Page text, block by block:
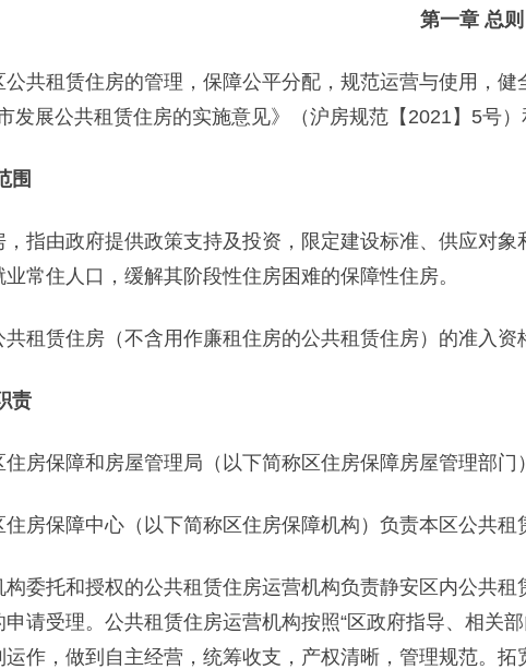
第一章 总则
租赁住房的管理，保障公平分配，规范运营与使用，健
发展公共租赁住房的实施意见》（沪房规范【2021】5号
围
由政府提供政策支持及投资，限定建设标准、供应对象
常住人口，缓解其阶段性住房困难的保障性住房。
赁住房（不含用作廉租住房的公共租赁住房）的准入资
责
保障和房屋管理局（以下简称区住房保障房屋管理部门
保障中心（以下简称区住房保障机构）负责本区公共租
托和授权的公共租赁住房运营机构负责静安区内公共租
请受理。公共租赁住房运营机构按照“区政府指导、相关
作，做到自主经营，统筹收支，产权清晰，管理规范。